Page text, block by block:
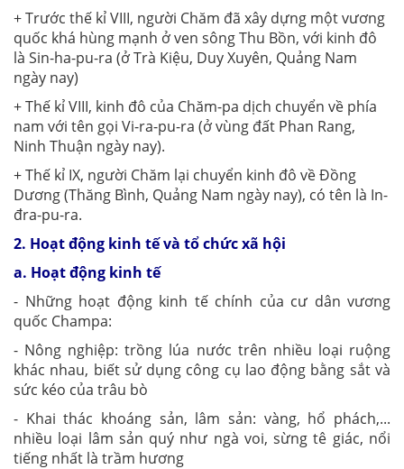
+ Trước thế kỉ VIII, người Chăm đã xây dựng một vương
quốc khá hùng mạnh ở ven sông Thu Bồn, với kinh đô
là Sin-ha-pu-ra (ở Trà Kiệu, Duy Xuyên, Quảng Nam
ngày nay)
+ Thế kỉ VIII, kinh đô của Chăm-pa dịch chuyển về phía
nam với tên gọi Vi-ra-pu-ra (ở vùng đất Phan Rang,
Ninh Thuận ngày nay).
+ Thế kỉ IX, người Chăm lại chuyển kinh đô về Đồng
Dương (Thăng Bình, Quảng Nam ngày nay), có tên là In-
đra-pu-ra.
2. Hoạt động kinh tế và tổ chức xã hội
a. Hoạt động kinh tế
- Những hoạt động kinh tế chính của cư dân vương
quốc Champa:
- Nông nghiệp: trồng lúa nước trên nhiều loại ruộng
khác nhau, biết sử dụng công cụ lao động bằng sắt và
sức kéo của trâu bò
- Khai thác khoáng sản, lâm sản: vàng, hổ phách,...
nhiều loại lâm sản quý như ngà voi, sừng tê giác, nổi
tiếng nhất là trầm hương